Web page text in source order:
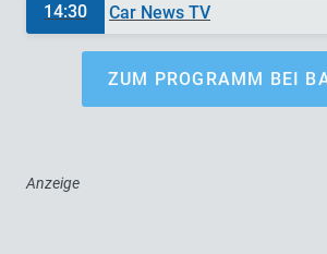
14:30 Car News TV
ZUM PROGRAMM BEI
Anzeige